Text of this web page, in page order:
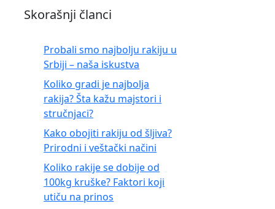
Skorašnji članci
Probali smo najbolju rakiju u
Srbiji – naša iskustva
Koliko gradi je najbolja
rakija? Šta kažu majstori i
stručnjaci?
Kako obojiti rakiju od šljiva?
Prirodni i veštački načini
Koliko rakije se dobije od
100kg kruške? Faktori koji
utiču na prinos